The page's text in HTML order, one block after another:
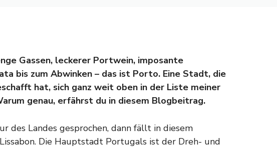
Gassen, leckerer Portwein, imposante
bis zum Abwinken – das ist Porto. Eine Stadt, die
hat, sich ganz weit oben in der Liste meiner
genau, erfährst du in diesem Blogbeitrag.
Landes gesprochen, dann fällt in diesem
Die Hauptstadt Portugals ist der Dreh- und